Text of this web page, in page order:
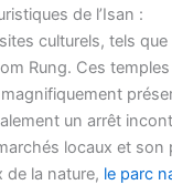
de l’Isan :
culturels, tels
Rung. Ces
un arrêt
locaux et son
de la nature, le parc